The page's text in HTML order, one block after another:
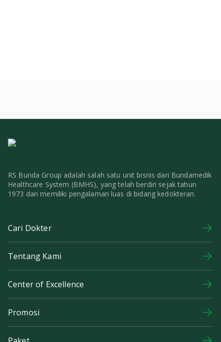
RS Bunda Group adalah salah satu unit bisnis dari Bundamedik
Healthcare System (BMHS), yang telah berdiri sejak tahun
1973 dan memiliki pengalaman luas di bidang kedokteran.
Cari Dokter
Tentang Kami
Center of Excellence
Promosi